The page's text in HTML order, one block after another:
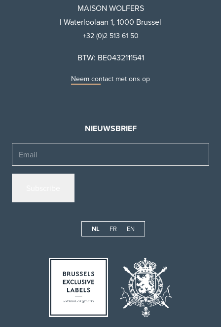
MAISON WOLFERS
I Waterloolaan 1, 1000 Brussel
+32 (0)2 513 61 50
BTW: BE0432111541
Neem contact met ons op
NIEUWSBRIEF
NL FR EN